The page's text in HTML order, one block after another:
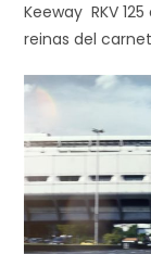
Keeway RKV 125
reinas del carnet